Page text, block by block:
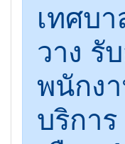
เทศบ
วาง รั
พนักง
บริการ